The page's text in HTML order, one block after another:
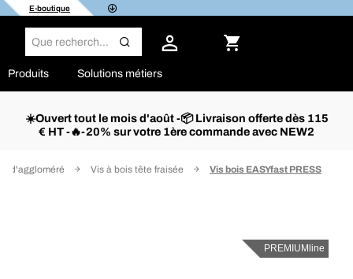
E-boutique
Produits Solutions métiers
☀️Ouvert tout le mois d'août -📦 Livraison offerte dès 115
€ HT -🔥-20% sur votre 1ère commande avec NEW2
d'aggloméré Vis à bois tête fraisée Vis bois EASYfast PRESS
PREMIUMline